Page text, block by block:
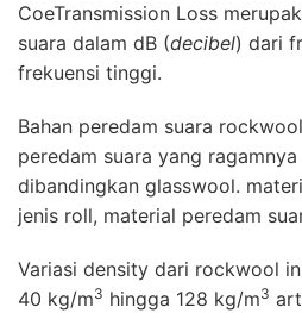
CoeTransmission Loss
suara dalam dB (decibel) dari
frekuensi tinggi.
Bahan peredam suara
peredam suara yang
dibandingkan glasswool.
jenis roll, material peredam
Variasi density dari rockwool
40 kg/m3 hingga 128 kg/m3